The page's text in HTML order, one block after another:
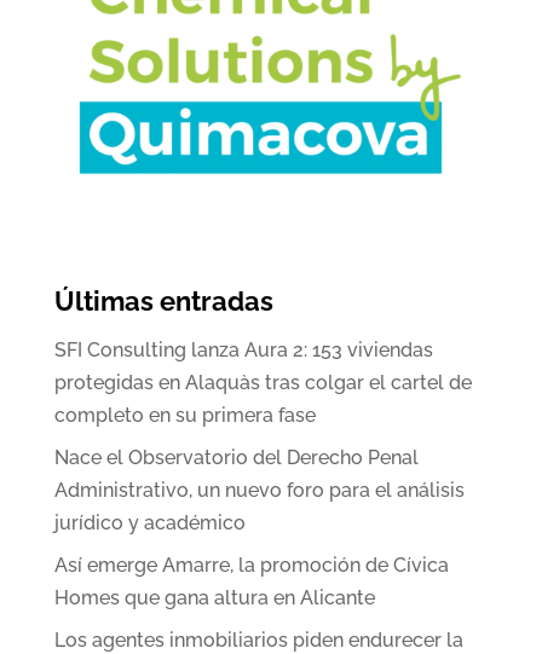
Últimas entradas
SFI Consulting lanza Aura 2: 153 viviendas
protegidas en Alaquàs tras colgar el cartel de
completo en su primera fase
Nace el Observatorio del Derecho Penal
Administrativo, un nuevo foro para el análisis
jurídico y académico
Así emerge Amarre, la promoción de Cívica
Homes que gana altura en Alicante
Los agentes inmobiliarios piden endurecer la